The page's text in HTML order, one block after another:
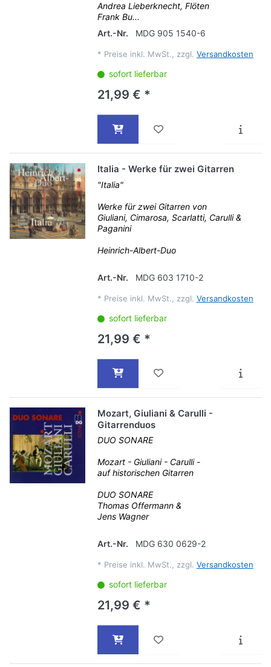
Andrea Lieberknecht, Flöten
Frank Bu...
Art.-Nr.
MDG 905 1540-6
* Preise inkl. MwSt., zzgl. Versandkosten
sofort lieferbar
21,99 € *
Italia - Werke für zwei Gitarren
"Italia"
Werke für zwei Gitarren von
Giuliani, Cimarosa, Scarlatti, Carulli &
Paganini
Heinrich-Albert-Duo
Art.-Nr. MDG 603 1710-2
* Preise inkl. MwSt., zzgl. Versandkosten
sofort lieferbar
21,99 € *
Mozart, Giuliani & Carulli -
Gitarrenduos
DUO SONARE
Mozart - Giuliani - Carulli -
auf historischen Gitarren
DUO SONARE
Thomas Offermann &
Jens Wagner
Art.-Nr. MDG 630 0629-2
* Preise inkl. MwSt., zzgl. Versandkosten
sofort lieferbar
21,99 € *